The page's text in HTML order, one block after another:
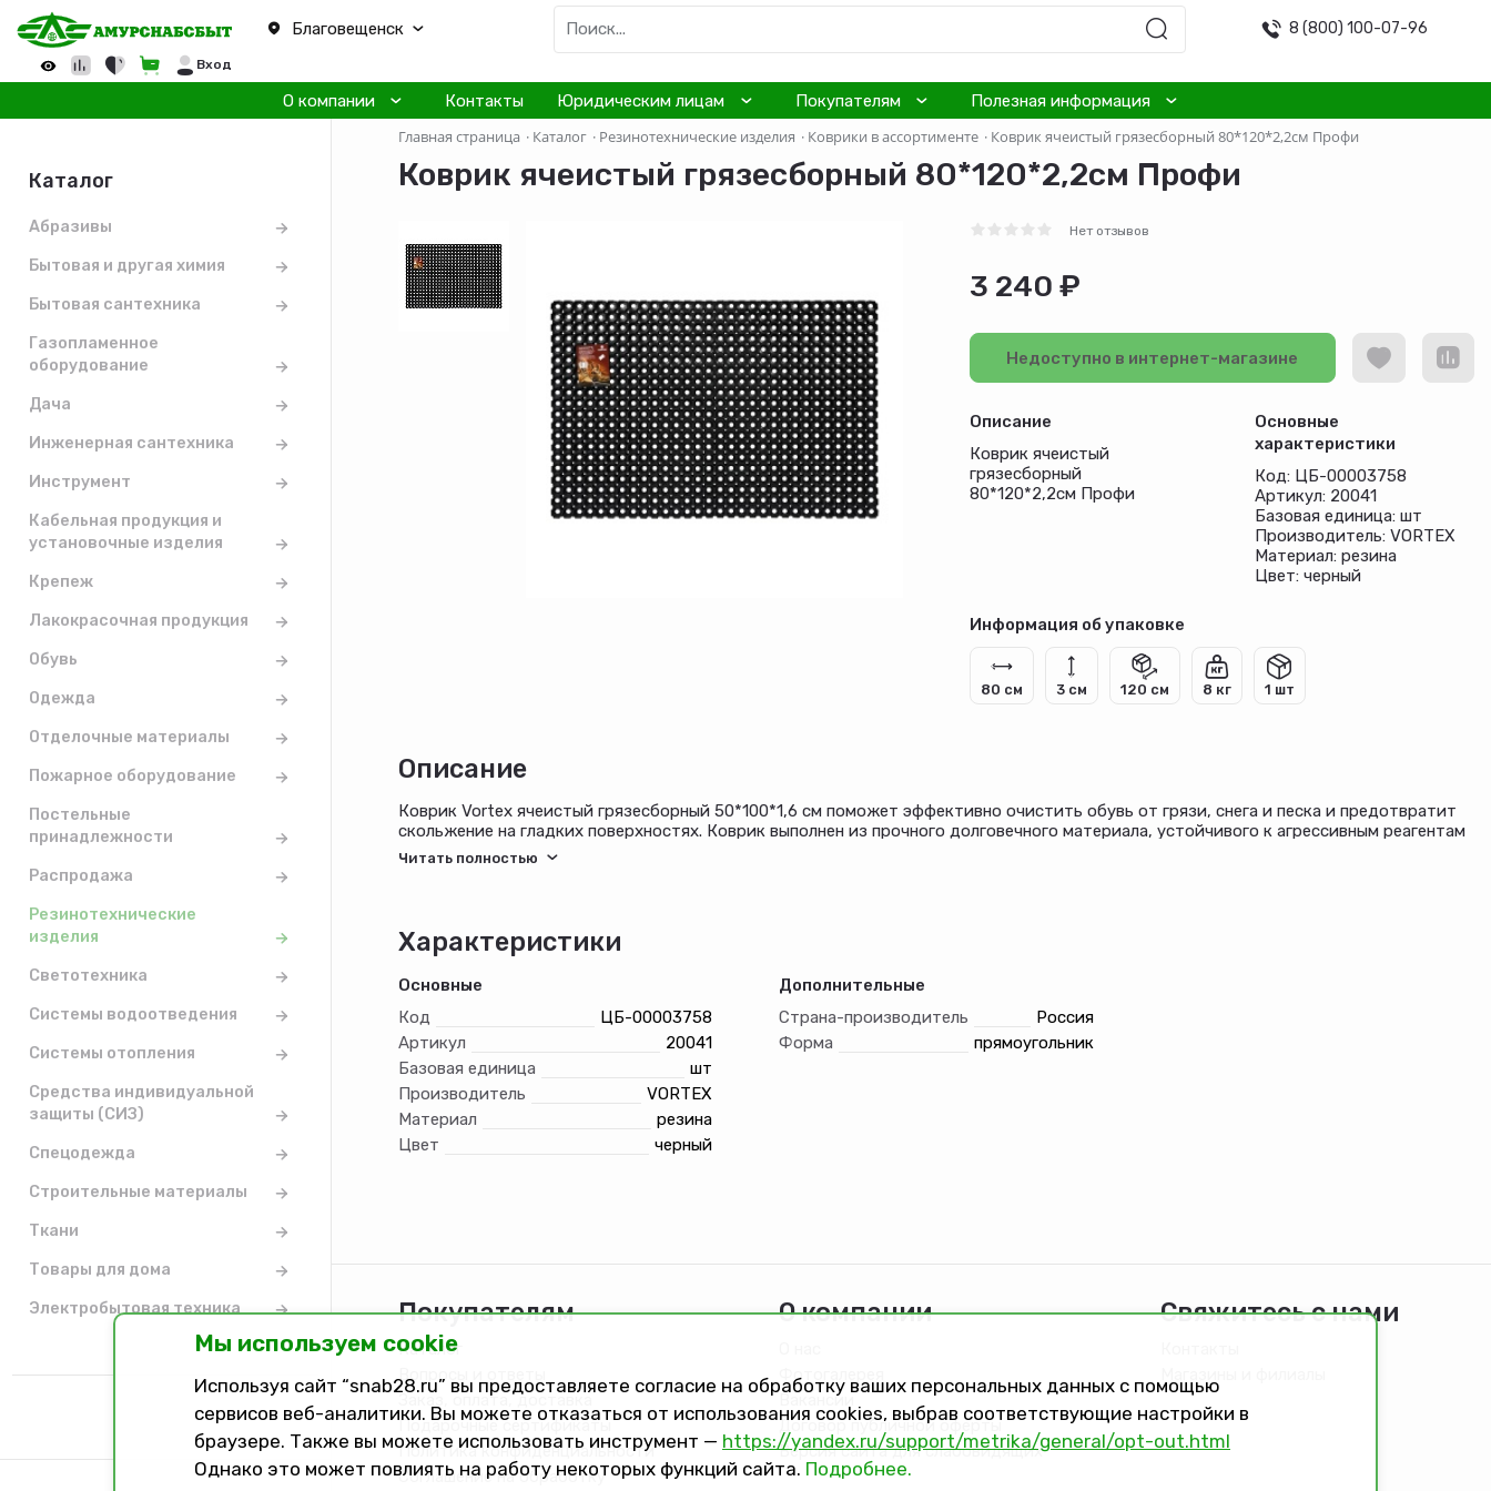
Благовещенск 8 (800) 100-07-96
Вход
О компании Контакты Юридическим лицам Покупателям Полезная информация
Каталог
Абразивы
Бытовая и другая химия
Бытовая сантехника
Газопламенное
оборудование
Дача
Инженерная сантехника
Инструмент
Кабельная продукция и
установочные изделия
Крепеж
Лакокрасочная продукция
Обувь
Одежда
Отделочные материалы
Пожарное оборудование
Постельные
принадлежности
Распродажа
Резинотехнические
изделия
Светотехника
Системы водоотведения
Системы отопления
Средства индивидуальной
защиты (СИЗ)
Спецодежда
Строительные материалы
Ткани
Товары для дома
Электробытовая техника
Главная страница · Каталог · Резинотехнические изделия · Коврики в ассортименте · Коврик ячеистый грязесборный 80*120*2,2см Профи
Коврик ячеистый грязесборный 80*120*2,2см Профи
Нет отзывов
3 240 ₽
Недоступно в интернет-магазине
Описание
Коврик ячеистый
грязесборный
80*120*2,2см Профи
Основные
характеристики
Код: ЦБ-00003758
Артикул: 20041
Базовая единица: шт
Производитель: VORTEX
Материал: резина
Цвет: черный
Информация об упаковке
80 см 3 см 120 см 8 кг 1 шт
Описание
Коврик Vortex ячеистый грязесборный 50*100*1,6 см поможет эффективно очистить обувь от грязи, снега и песка и предотвратит
скольжение на гладких поверхностях. Коврик выполнен из прочного долговечного материала, устойчивого к агрессивным реагентам
и прочим средствам. Изделие прослужит не один год и не потеряет презентабельного внешнего вида. За счет универсального цвета
Характеристики
Основные
Код
ЦБ-00003758
Артикул
20041
Базовая единица
шт
Производитель
VORTEX
Материал
резина
Цвет
черный
Дополнительные
Страна-производитель
Россия
Форма
прямоугольник
Покупателям
Каталог
Вопросы и ответы
Заказ, оплата, доставка
Подарочные сертификаты
Политика конфиденциальности
Соглашение на обработку
О компании
Фотогалерея
Вакансии
Договор публичной оферты
Версия сайта для слабовидящих
Свяжитесь с нами
Мы используем cookie
Используя сайт “snab28.ru” вы предоставляете согласие на обработку ваших персональных данных с помощью
сервисов веб-аналитики. Вы можете отказаться от использования cookies, выбрав соответствующие настройки в
браузере. Также вы можете использовать инструмент — https://yandex.ru/support/metrika/general/opt-out.html
Однако это может повлиять на работу некоторых функций сайта. Подробнее.